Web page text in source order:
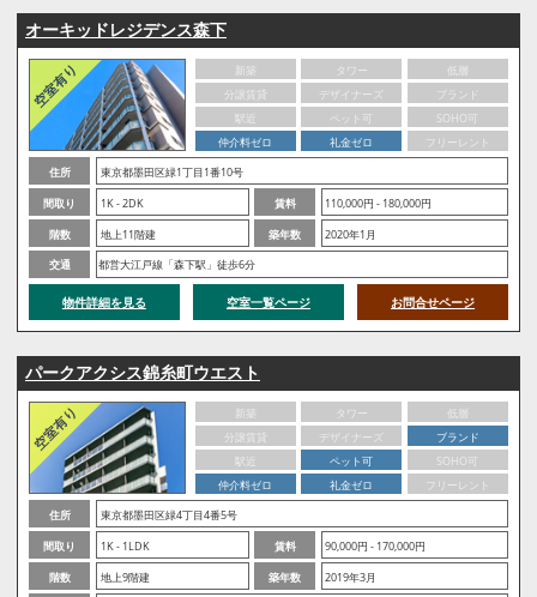
オーキッドレジデンス森下
新築 タワー
低層
分譲賃貸
デザイナーズ
ブランド
駅近
ペット可
SOHO可
仲介料ゼロ
礼金ゼロ
フリーレント
住所
東京都墨田区緑1丁目1番10号
間取り
1K - 2DK 賃料
110,000円 - 180,000円
階数
地上11階建 築年数
2020年1月
交通
都営大江戸線「森下駅」徒歩6分
物件詳細を見る 空室一覧ページ お問合せページ
パークアクシス錦糸町ウエスト
新築 タワー
低層
分譲賃貸
デザイナーズ
ブランド
駅近
ペット可
SOHO可
仲介料ゼロ
礼金ゼロ
フリーレント
住所
東京都墨田区緑4丁目4番5号
間取り
1K - 1LDK 賃料
90,000円 - 170,000円
階数
地上9階建 築年数
2019年3月